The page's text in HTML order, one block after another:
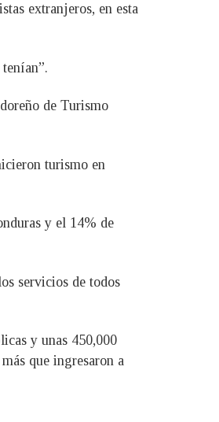
extranjeros, en esta
de Turismo
turismo en
y el 14% de
servicios de todos
y unas 450,000
que ingresaron a